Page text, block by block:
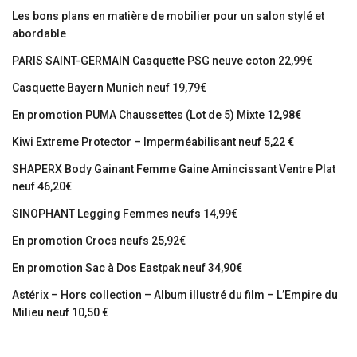
Les bons plans en matière de mobilier pour un salon stylé et
abordable
PARIS SAINT-GERMAIN Casquette PSG neuve coton 22,99€
Casquette Bayern Munich neuf 19,79€
En promotion PUMA Chaussettes (Lot de 5) Mixte 12,98€
Kiwi Extreme Protector – Imperméabilisant neuf 5,22 €
SHAPERX Body Gainant Femme Gaine Amincissant Ventre Plat
neuf 46,20€
SINOPHANT Legging Femmes neufs 14,99€
En promotion Crocs neufs 25,92€
En promotion Sac à Dos Eastpak neuf 34,90€
Astérix – Hors collection – Album illustré du film – L’Empire du
Milieu neuf 10,50 €